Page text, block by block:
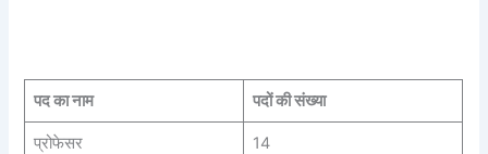
पद का नाम पदों की संख्या
प्रोफेसर 14